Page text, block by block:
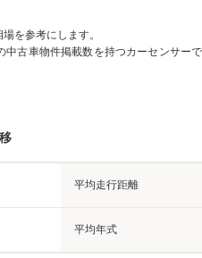
を参考にします。
古車物件掲載数を持つカーセンサー
平均走行距離
平均年式